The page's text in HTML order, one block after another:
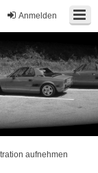
Anmelden
aufnehmen